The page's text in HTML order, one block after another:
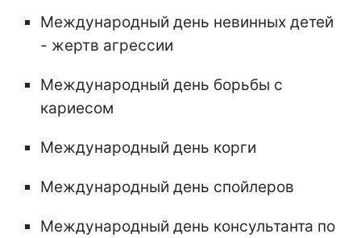
Международный день невинных детей
- жертв агрессии
Международный день борьбы с
кариесом
Международный день корги
Международный день спойлеров
Международный день консультанта по